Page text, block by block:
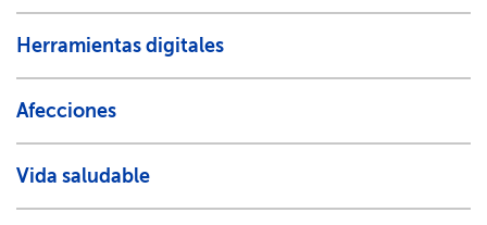
Herramientas digitales​​
Afecciones​​
Vida saludable​​